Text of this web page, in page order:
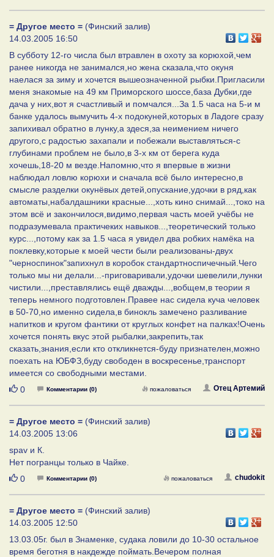
= Другое место = (Финский залив)
14.03.2005 16:50
В субботу 12-го числа был втравлен в охоту за корюхой,чем
ранее никогда не занимался,но жена сказала,что окуня
наелася за зиму и хочется вышеозначенной рыбки.Пригласили
меня знакомые на 49 км Приморского шоссе,база Дубки,где
дача у них,вот я счастливый и помчался...За 1.5 часа на 5-и м
банке удалось вымучить 4-х подокуней,которых в Ладоге сразу
запихивал обратно в лунку,а здеся,за неимением ничего
другого,с радостью захапали и побежали выставляться-с
глубинами проблем не было,в 3-х км от берега куда
хочешь,18-20 м везде.Напомню,что я впервые в жизни
наблюдал ловлю корюхи и сначала всё было интересно,в
смысле разделки окунёвых детей,опускание,удочки в ряд,как
автоматы,набалдашники красные...,хоть кино снимай...,токо на
этом всё и закончилося,видимо,первая часть моей учёбы не
подразумевала практичеких навыков...,теоретический только
курс...,потому как за 1.5 часа я увидел два робких намёка на
поклевку,которые к моей чести были реализованы-двух
"черноспинок"запихнул в коробок стандартноспичечный.Чего
только мы ни делали...-приговаривали,удочки шевелили,лунки
чистили...,преставлялись ещё дважды...,вобщем,в теории я
теперь немного подготовлен.Правее нас сидела куча человек
в 50-70,но именно сидела,в бинокль замечено разливание
напитков и кругом фантики от круглых конфет на палках!Очень
хочется понять вкус этой рыбалки,закрепить,так
сказать,знания,если кто откликнется-буду признателен,можно
поехать на ЮБФЗ,буду свободен в воскресенье,транспорт
имеется со свободными местами.
Нравится
0 Комментарии (0) Отец Артемий
пожаловаться
= Другое место = (Финский залив)
14.03.2005 13:06
spav и К.
Нет погранцы только в Чайке.
Нравится
0 Комментарии (0) chudokit
пожаловаться
= Другое место = (Финский залив)
14.03.2005 12:50
13.03.05г. был в Знаменке, судака ловили до 10-30 остальное
время беготня в накдежде поймать.Вечером полная